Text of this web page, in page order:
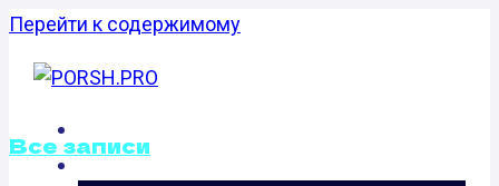
Перейти к содержимому
Все записи